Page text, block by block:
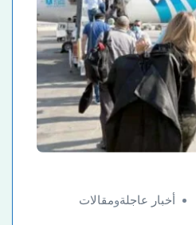
أخبار عاجلةومقالات